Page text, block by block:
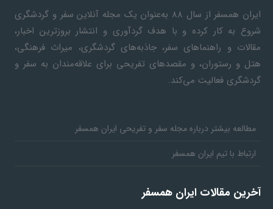
ایران همسفر
از سال ۸۸ به‎‌عنوان یک مجله آنلاین سفر و گردشگری
شروع به کار کرده و با هدف گردآوری و انتشار بروزترین اخبار،
مقالات و راهنماهای سفر، جاذبه‌های گردشگری، میراث فرهنگی،
هتل و رستوران، و مقصدهای تفریحی برای علاقه‌مندان به سفر و
گردشگری فعالیت می‌کند.
مطالعه بیشتر درباره مجله سفر و تفریحی ایران همسفر
ارتباط با تیم ایران همسفر
آخرین مقالات ایران همسفر